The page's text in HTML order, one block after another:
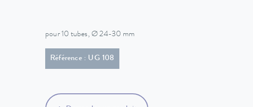
pour 10 tubes, Ø 24-30 mm
Référence : UG 108